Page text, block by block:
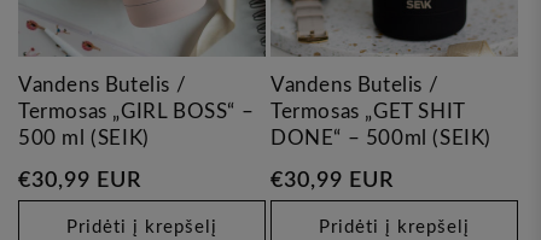
Vandens Butelis /
Termosas „GIRL BOSS“ –
500 ml (SEIK)
Įprasta
kaina
€30,99 EUR
Pridėti į krepšelį
Vandens Butelis /
Termosas „GET SHIT
DONE“ – 500ml (SEIK)
Įprasta
kaina
€30,99 EUR
Pridėti į krepšelį